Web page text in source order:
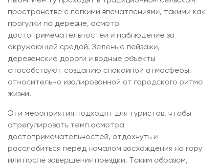
пространстве с легкими впечатлениями, такими как
прогулки по деревне, осмотр
достопримечательностей и наблюдение за
окружающей средой. Зеленые пейзажи,
деревенские дороги и водные объекты
способствуют созданию спокойной атмосферы,
относительно изолированной от городского ритма
жизни.
Эти мероприятия подходят для туристов, чтобы
отрегулировать темп осмотра
достопримечательностей, отдохнуть и
расслабиться перед началом восхождения на гору
или после завершения поездки. Таким образом,